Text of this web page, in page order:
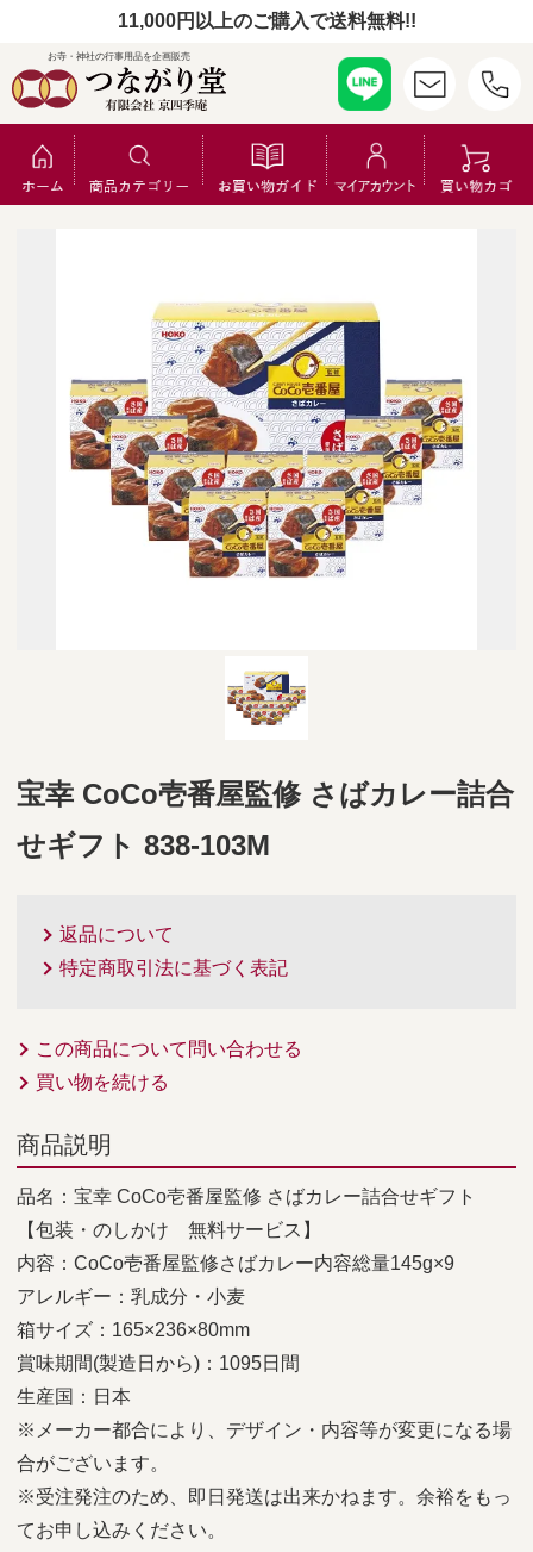
11,000円以上のご購入で送料無料!!
お寺・神社の行事用品を企画販売
宝幸 CoCo壱番屋監修 さばカレー詰合
せギフト 838-103M
返品について
特定商取引法に基づく表記
この商品について問い合わせる
買い物を続ける
商品説明
品名：宝幸 CoCo壱番屋監修 さばカレー詰合せギフト
【包装・のしかけ 無料サービス】
内容：CoCo壱番屋監修さばカレー内容総量145g×9
アレルギー：乳成分・小麦
箱サイズ：165×236×80mm
賞味期間(製造日から)：1095日間
生産国：日本
※メーカー都合により、デザイン・内容等が変更になる場
合がございます。
※受注発注のため、即日発送は出来かねます。余裕をもっ
てお申し込みください。